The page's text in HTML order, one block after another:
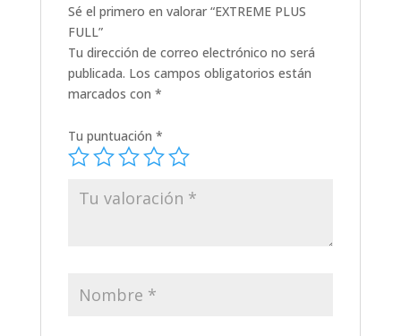
Sé el primero en valorar “EXTREME PLUS
FULL”
Tu dirección de correo electrónico no será
publicada. Los campos obligatorios están
marcados con *
Tu puntuación *